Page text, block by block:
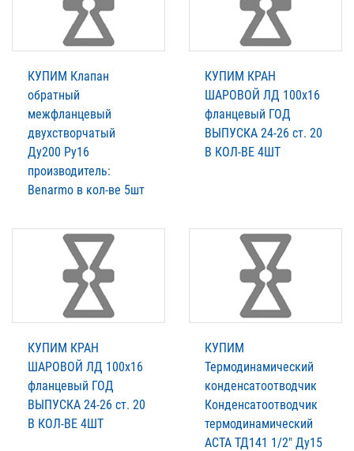
КУПИМ Клапан
обратный
межфланцевый
двухстворчатый
Ду200 Ру16
производитель:
Benarmo в кол-ве 5шт
КУПИМ КРАН
ШАРОВОЙ ЛД 100х16
фланцевый ГОД
ВЫПУСКА 24-26 ст. 20
В КОЛ-ВЕ 4ШТ
КУПИМ КРАН
ШАРОВОЙ ЛД 100х16
фланцевый ГОД
ВЫПУСКА 24-26 ст. 20
В КОЛ-ВЕ 4ШТ
КУПИМ
Термодинамический
конденсатоотводчик
Конденсатоотводчик
термодинамический
АСТА ТД141 1/2″ Ду15